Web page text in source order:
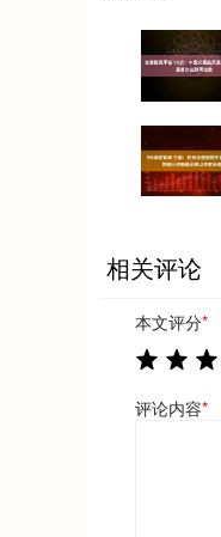
相关评论
本文评分*
评论内容*